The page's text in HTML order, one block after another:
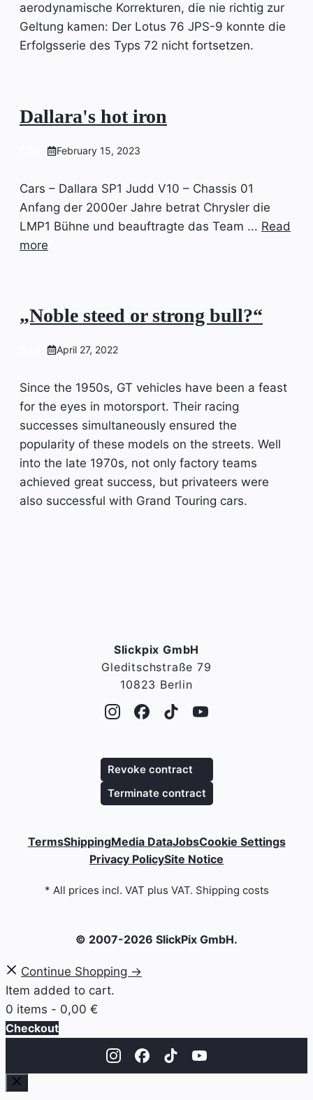
aerodynamische Korrekturen, die nie richtig zur
Geltung kamen: Der Lotus 76 JPS-9 konnte die
Erfolgsserie des Typs 72 nicht fortsetzen.
Dallara's hot iron
February 15, 2023
Cars – Dallara SP1 Judd V10 – Chassis 01
Anfang der 2000er Jahre betrat Chrysler die
LMP1 Bühne und beauftragte das Team ... Read
more
„Noble steed or strong bull?“
April 27, 2022
Since the 1950s, GT vehicles have been a feast
for the eyes in motorsport. Their racing
successes simultaneously ensured the
popularity of these models on the streets. Well
into the late 1970s, not only factory teams
achieved great success, but privateers were
also successful with Grand Touring cars.
Slickpix GmbH
Gleditschstraße 79
10823 Berlin
© 2007-2026 SlickPix GmbH.
TermsShippingMedia DataJobsCookie Settings
Privacy PolicySite Notice
Revoke contract
Terminate contract
* All prices incl. VAT plus VAT. Shipping costs
Continue Shopping →
Item added to cart.
0 items - 0,00 €
Checkout
Close